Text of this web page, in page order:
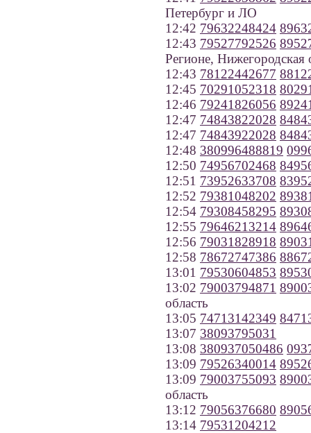
Петербург и ЛО
12:42 79632248424
12:43 79527792526
Регионе, Нижегородская
12:43 78122442677
12:45 70291052318
12:46 79241826056
12:47 74843822028
12:47 74843922028
12:48 380996488819
12:50 74956702468
12:51 73952633708
12:52 79381048202
12:54 79308458295
12:55 79646213214
12:56 79031828918
12:58 78672747386
13:01 79530604853
13:02 79003794871
область
13:05 74713142349
13:07 38093795031
13:08 380937050486
13:09 79526340014
13:09 79003755093
область
13:12 79056376680
13:14 79531204212